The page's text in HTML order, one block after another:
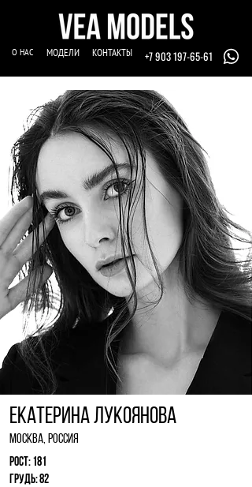
О НАС МОДЕЛИ КОНТАКТЫ +7 903 197-65-61
Екатерина Лукоянова
Москва, Россия
Рост: 181
Грудь: 82